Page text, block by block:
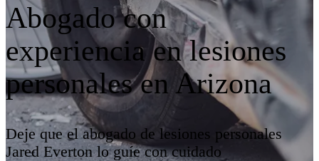
Abogado con
experiencia en lesiones
personales en Arizona
Deje que el abogado de lesiones personales
Jared Everton lo guíe con cuidado